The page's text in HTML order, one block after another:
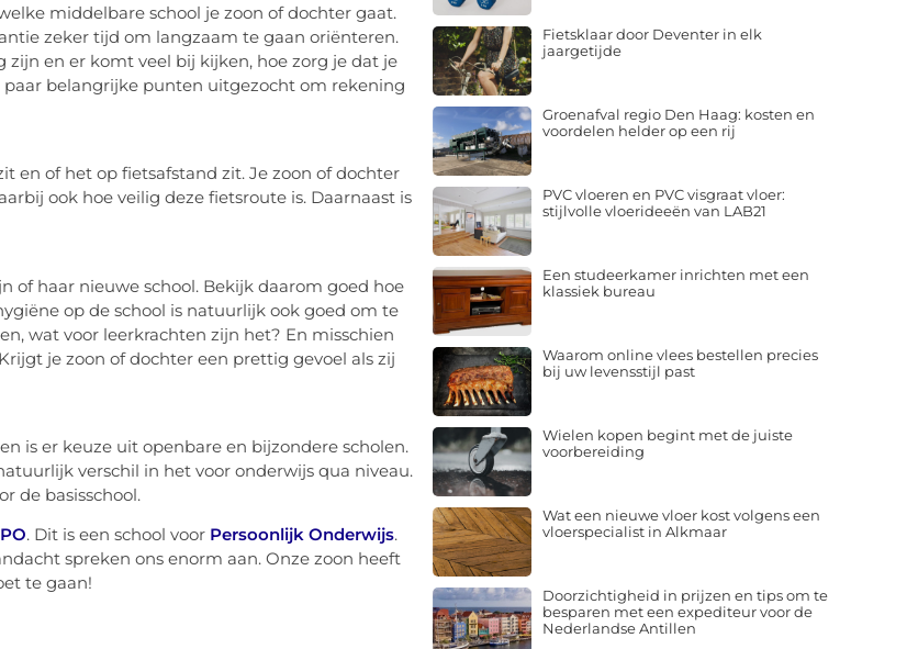
middelbare school je zoon of dochter gaat.
zeker tijd om langzaam te gaan oriënteren.
zijn en er komt veel bij kijken, hoe zorg je dat je
belangrijke punten uitgezocht om rekening
en of het op fietsafstand zit. Je zoon of dochter
ook hoe veilig deze fietsroute is. Daarnaast is
of haar nieuwe school. Bekijk daarom goed hoe
op de school is natuurlijk ook goed om te
wat voor leerkrachten zijn het? En misschien
je zoon of dochter een prettig gevoel als zij
is er keuze uit openbare en bijzondere scholen.
verschil in het voor onderwijs qua niveau.
de basisschool.
. Dit is een school voor Persoonlijk Onderwijs.
spreken ons enorm aan. Onze zoon heeft
te gaan!
Fietsklaar door Deventer in elk
jaargetijde
Groenafval regio Den Haag: kosten en
voordelen helder op een rij
PVC vloeren en PVC visgraat vloer:
stijlvolle vloerideeën van LAB21
Een studeerkamer inrichten met een
klassiek bureau
Waarom online vlees bestellen precies
bij uw levensstijl past
Wielen kopen begint met de juiste
voorbereiding
Wat een nieuwe vloer kost volgens een
vloerspecialist in Alkmaar
Doorzichtigheid in prijzen en tips om te
besparen met een expediteur voor de
Nederlandse Antillen